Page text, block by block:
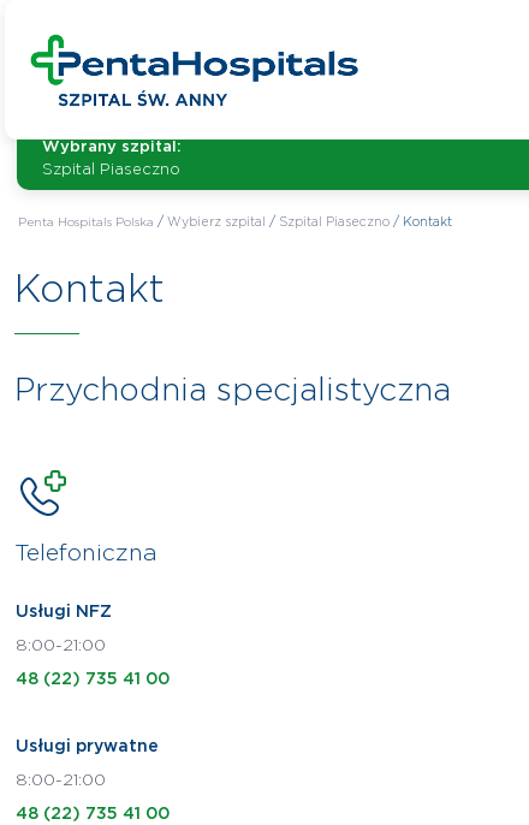
Wybrany szpital:
Szpital Piaseczno
Penta Hospitals Polska / Wybierz szpital / Szpital Piaseczno/ Kontakt
Kontakt
Przychodnia specjalistyczna
Telefoniczna
Usługi NFZ
8:00-21:00
48 (22) 735 41 00
Usługi prywatne
8:00-21:00
48 (22) 735 41 00